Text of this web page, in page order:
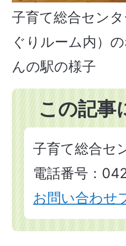
子育て総合セン
ぐりルーム内）
んの駅の様子
この記事
子育て総合セ
電話番号：
お問い合わせ